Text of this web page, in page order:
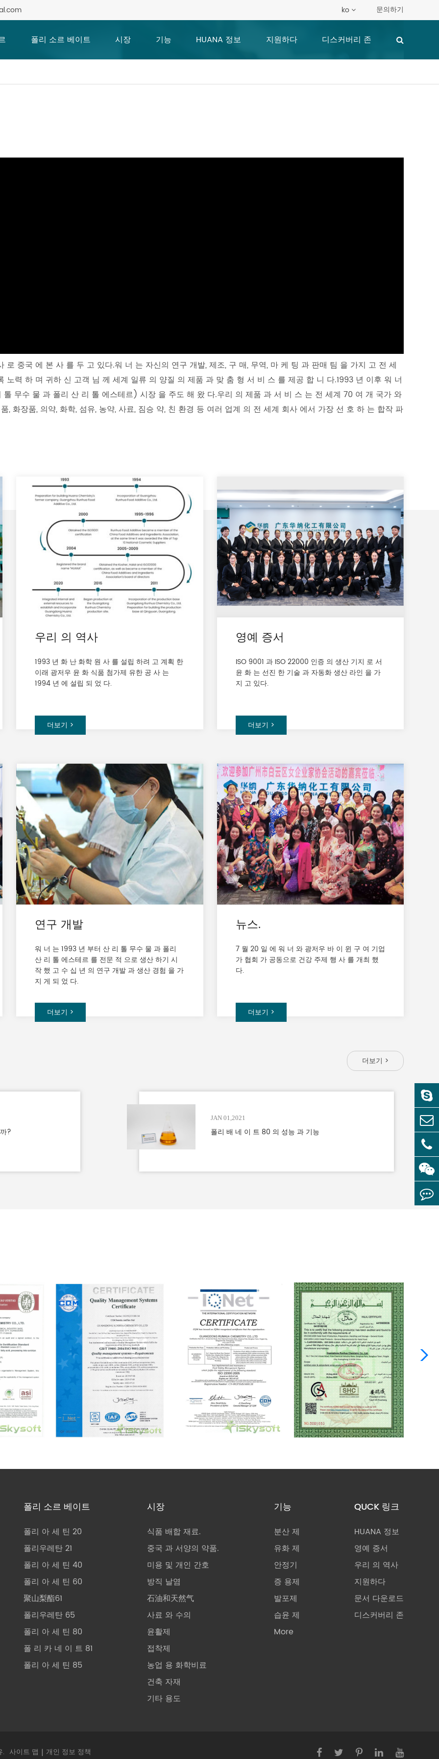
ko 문의하기
폴리 소르 베이트 시장 기능 HUANA 정보 지원하다 디스커버리 존
중국 에 본 사 를 두 고 있다.워 너 는 자신의 연구 개발, 제조, 구 매, 무역, 마 케 팅 과 판매 팀 을 가지 고 전 세
력 하 며 귀하 신 고객 님 께 세계 일류 의 양질 의 제품 과 맞 춤 형 서 비 스 를 제공 합 니 다.1993 년 이후 워 너
무수 물 과 폴리 산 리 톨 에스테르) 시장 을 주도 해 왔 다.우리 의 제품 과 서 비 스 는 전 세계 70 여 개 국가 와
화장품, 의약, 화학, 섬유, 농약, 사료, 짐승 약, 친 환경 등 여러 업계 의 전 세계 회사 에서 가장 선 호 하 는 합작 파
우리 의 역사
1993 년 화 난 화학 원 사 를 설립 하려 고 계획 한
이래 광저우 윤 화 식품 첨가제 유한 공 사 는
1994 년 에 설립 되 었 다.
더보기 >
영예 증서
ISO 9001 과 ISO 22000 인증 의 생산 기지 로 서
윤 화 는 선진 한 기술 과 자동화 생산 라인 을 가
지 고 있다.
더보기 >
연구 개발
워 너 는 1993 년 부터 산 리 톨 무수 물 과 폴리
산 리 톨 에스테르 를 전문 적 으로 생산 하기 시
작 했 고 수 십 년 의 연구 개발 과 생산 경험 을 가
지 게 되 었 다.
더보기 >
뉴스.
7 월 20 일 에 워 너 와 광저우 바 이 윈 구 여 기업
가 협회 가 공동으로 건강 주제 행 사 를 개최 했
다.
더보기 >
더보기 >
?
JAN 01,2021
폴리 배 네 이 트 80 의 성능 과 기능
폴리 소르 베이트
폴리 아 세 틴 20
폴리우레탄 21
폴리 아 세 틴 40
폴리 아 세 틴 60
聚山梨酯61
폴리우레탄 65
폴리 아 세 틴 80
폴 리 카 네 이 트 81
폴리 아 세 틴 85
시장
식품 배합 재료.
중국 과 서양의 약품.
미용 및 개인 간호
방직 날염
石油和天然气
사료 와 수의
윤활제
접착제
농업 용 화학비료
건축 자재
기타 용도
기능
분산 제
유화 제
안정기
증 용제
발포제
습윤 제
More
QUCK 링크
HUANA 정보
영예 증서
우리 의 역사
지원하다
문서 다운로드
디스커버리 존
. 사이트 맵 | 개인 정보 정책